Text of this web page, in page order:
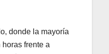
donde la mayoría
frente a